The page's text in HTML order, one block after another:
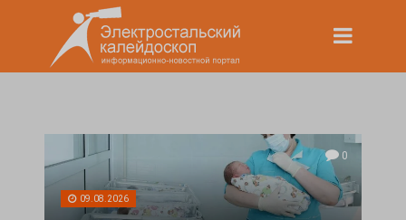
0
09.08.2026